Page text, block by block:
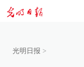
光明日报 >